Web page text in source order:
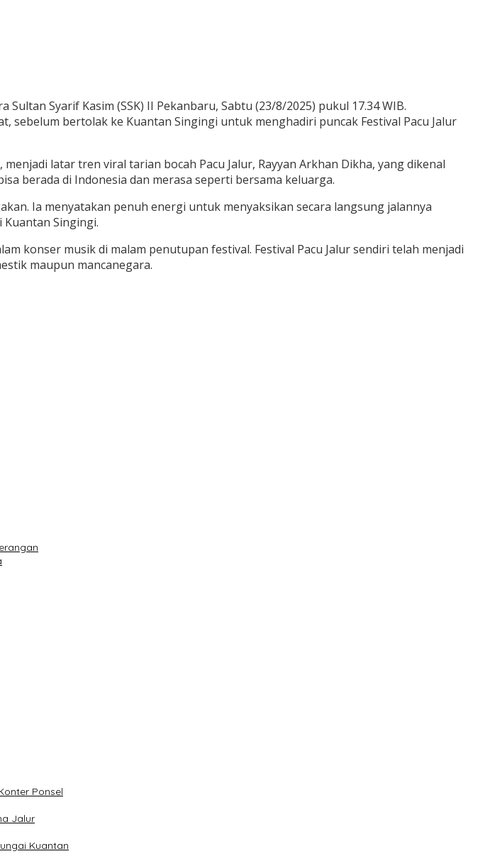
Syarif Kasim (SSK) II Pekanbaru, Sabtu (23/8/2025) pukul 17.34 WIB.
sebelum bertolak ke Kuantan Singingi untuk menghadiri puncak Festival Pacu Jalur
, menjadi latar tren viral tarian bocah Pacu Jalur, Rayyan Arkhan Dikha, yang dikenal
berada di Indonesia dan merasa seperti bersama keluarga.
Ia menyatakan penuh energi untuk menyaksikan secara langsung jalannya
Singingi.
konser musik di malam penutupan festival. Festival Pacu Jalur sendiri telah menjadi
maupun mancanegara.
Ponsel
Jalur
Kuantan